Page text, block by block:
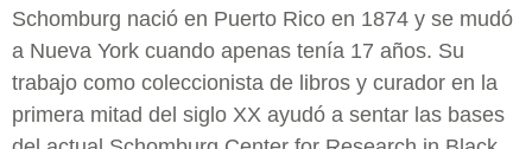
Schomburg nació en Puerto Rico en 1874 y se mudó
a Nueva York cuando apenas tenía 17 años. Su
trabajo como coleccionista de libros y curador en la
primera mitad del siglo XX ayudó a sentar las bases